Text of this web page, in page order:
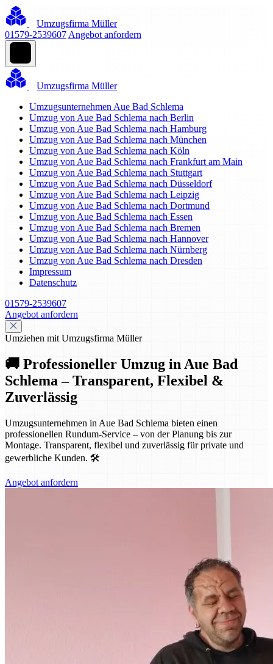
Umzugsfirma Müller
01579-2539607 Angebot anfordern
Umzugsfirma Müller
Umzugsunternehmen Aue Bad Schlema
Umzug von Aue Bad Schlema nach Berlin
Umzug von Aue Bad Schlema nach Hamburg
Umzug von Aue Bad Schlema nach München
Umzug von Aue Bad Schlema nach Köln
Umzug von Aue Bad Schlema nach Frankfurt am Main
Umzug von Aue Bad Schlema nach Stuttgart
Umzug von Aue Bad Schlema nach Düsseldorf
Umzug von Aue Bad Schlema nach Leipzig
Umzug von Aue Bad Schlema nach Dortmund
Umzug von Aue Bad Schlema nach Essen
Umzug von Aue Bad Schlema nach Bremen
Umzug von Aue Bad Schlema nach Hannover
Umzug von Aue Bad Schlema nach Nürnberg
Umzug von Aue Bad Schlema nach Dresden
Impressum
Datenschutz
01579-2539607
Angebot anfordern
Umziehen mit Umzugsfirma Müller
🚚 Professioneller Umzug in Aue Bad
Schlema – Transparent, Flexibel &
Zuverlässig
Umzugsunternehmen in Aue Bad Schlema bieten einen
professionellen Rundum-Service – von der Planung bis zur
Montage. Transparent, flexibel und zuverlässig für private und
gewerbliche Kunden. 🛠️
Angebot anfordern